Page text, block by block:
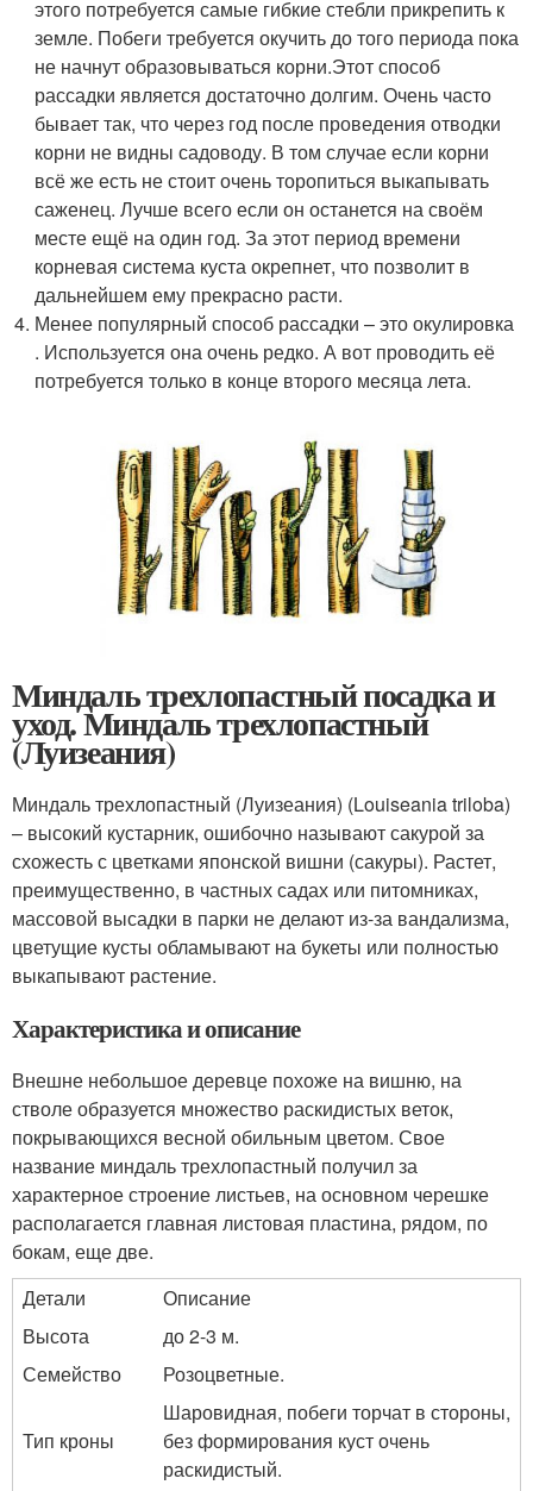
этого потребуется самые гибкие стебли прикрепить к
земле. Побеги требуется окучить до того периода пока
не начнут образовываться корни.Этот способ
рассадки является достаточно долгим. Очень часто
бывает так, что через год после проведения отводки
корни не видны садоводу. В том случае если корни
всё же есть не стоит очень торопиться выкапывать
саженец. Лучше всего если он останется на своём
месте ещё на один год. За этот период времени
корневая система куста окрепнет, что позволит в
дальнейшем ему прекрасно расти.
Менее популярный способ рассадки – это окулировка
. Используется она очень редко. А вот проводить её
потребуется только в конце второго месяца лета.
Миндаль трехлопастный посадка и
уход. Миндаль трехлопастный
(Луизеания)
Миндаль трехлопастный (Луизеания) (Louiseania triloba)
– высокий кустарник, ошибочно называют сакурой за
схожесть с цветками японской вишни (сакуры). Растет,
преимущественно, в частных садах или питомниках,
массовой высадки в парки не делают из-за вандализма,
цветущие кусты обламывают на букеты или полностью
выкапывают растение.
Характеристика и описание
Внешне небольшое деревце похоже на вишню, на
стволе образуется множество раскидистых веток,
покрывающихся весной обильным цветом. Свое
название миндаль трехлопастный получил за
характерное строение листьев, на основном черешке
располагается главная листовая пластина, рядом, по
бокам, еще две.
Детали
Описание
Высота
до 2-3 м.
Семейство
Розоцветные.
Тип кроны
Шаровидная, побеги торчат в стороны,
без формирования куст очень
раскидистый.